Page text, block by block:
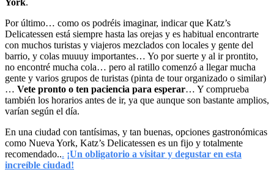
York.
Por último… como os podréis imaginar, indicar que Katz’s
Delicatessen está siempre hasta las orejas y es habitual encontrarte
con muchos turistas y viajeros mezclados con locales y gente del
barrio, y colas muuuy importantes… Yo por suerte y al ir prontito,
no encontré mucha cola… pero al ratillo comenzó a llegar mucha
gente y varios grupos de turistas (pinta de tour organizado o similar)
… Vete pronto o ten paciencia para esperar… Y comprueba
también los horarios antes de ir, ya que aunque son bastante amplios,
varían según el día.
En una ciudad con tantísimas, y tan buenas, opciones gastronómicas
como Nueva York, Katz’s Delicatessen es un fijo y totalmente
recomendado... ¡Un obligatorio a visitar y degustar en esta
increíble ciudad!